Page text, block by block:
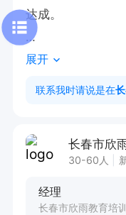
达成。
任职要求：
1. 具备销售及招
好关系。
入。
展开
联系我时请说是在
长春市欣
30-60人
经理
长春市欣雨教育培